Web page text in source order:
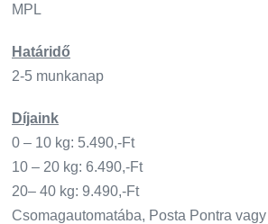
MPL
Határidő
2-5 munkanap
Díjaink
0 – 10 kg: 5.490,-Ft
10 – 20 kg: 6.490,-Ft
20– 40 kg: 9.490,-Ft
Csomagautomatába, Posta Pontra